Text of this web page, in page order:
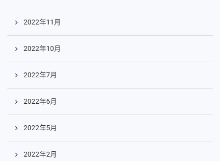
2022年11月
2022年10月
2022年7月
2022年6月
2022年5月
2022年2月